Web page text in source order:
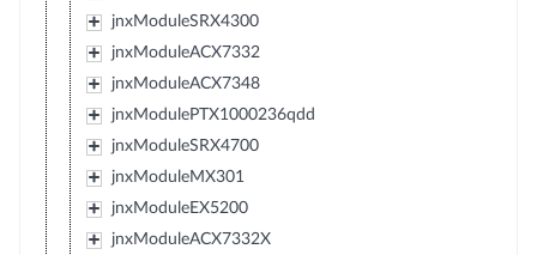
jnxModuleSRX4300
jnxModuleACX7332
jnxModuleACX7348
jnxModulePTX1000236qdd
jnxModuleSRX4700
jnxModuleMX301
jnxModuleEX5200
jnxModuleACX7332X